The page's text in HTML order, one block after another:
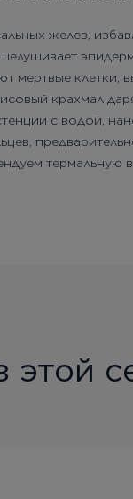
желез,
мертвые
крахмал
с водой,
термальную
этой